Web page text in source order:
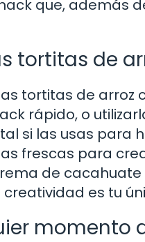
que, además
tortitas de
tortitas de arroz
rápido, o
si las usas para
frescas para
de
es tu
momento